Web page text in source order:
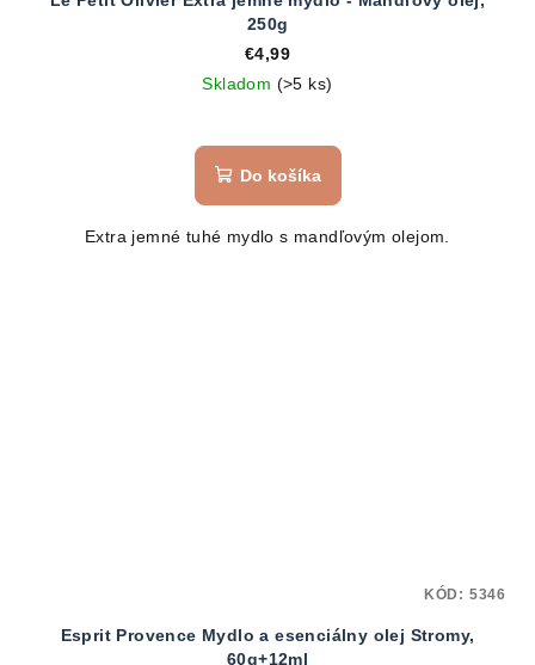
250g
€4,99
Skladom (>5 ks)
Do košíka
Extra jemné tuhé mydlo s mandľovým olejom.
Esprit Provence Mydlo a esenciálny olej Stromy,
60g+12ml
KÓD: 5346